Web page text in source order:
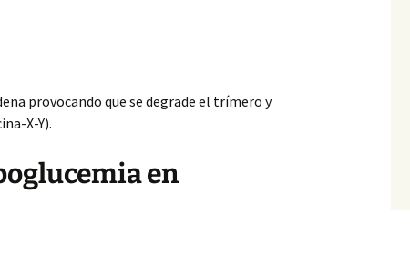
provocando que se degrade el trímero y
X-Y).
en